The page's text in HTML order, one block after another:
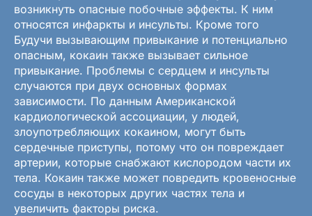
возникнуть опасные побочные эффекты. К ним
относятся инфаркты и инсульты. Кроме того
Будучи вызывающим привыкание и потенциально
опасным, кокаин также вызывает сильное
привыкание. Проблемы с сердцем и инсульты
случаются при двух основных формах
зависимости. По данным Американской
кардиологической ассоциации, у людей,
злоупотребляющих кокаином, могут быть
сердечные приступы, потому что он повреждает
артерии, которые снабжают кислородом части их
тела. Кокаин также может повредить кровеносные
сосуды в некоторых других частях тела и
увеличить факторы риска.